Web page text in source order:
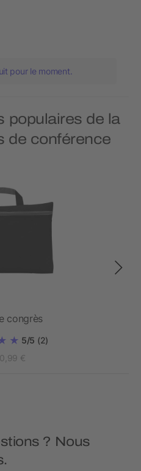
pour le moment.
populaires de la
de conférence
congrès
5/5 (2)
€
? Nous